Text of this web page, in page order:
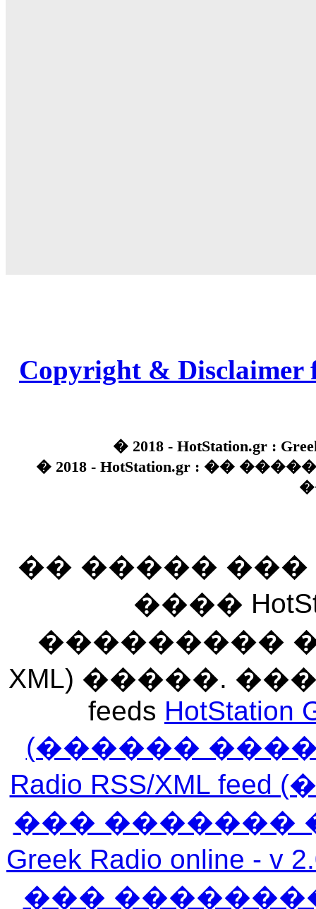
Copyright & Disclaimer
� 2018 - HotStation.gr :
� 2018 - HotStation.gr : ��
�� �����
����
��������� ���
XML) �����.
feeds HotStation
(������
Radio RSS/XML
��� �������
Greek Radio
���